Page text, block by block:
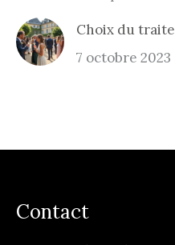
Choix du
7 octobre 2023
Contact